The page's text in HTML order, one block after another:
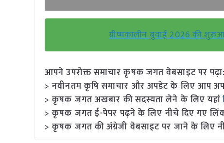
ग्रीष्मकालीन बुवाई 2026 की
आपने उपरोक्त समाचार कृषक जगत वेबसाइट पर
> नवीनतम कृषि समाचार और अपडेट के लिए आप
> कृषक जगत अखबार की सदस्यता लेने के लिए यहां
> कृषक जगत ई-पेपर पढ़ने के लिए नीचे दिए गए
> कृषक जगत की अंग्रेजी वेबसाइट पर जाने के लिए